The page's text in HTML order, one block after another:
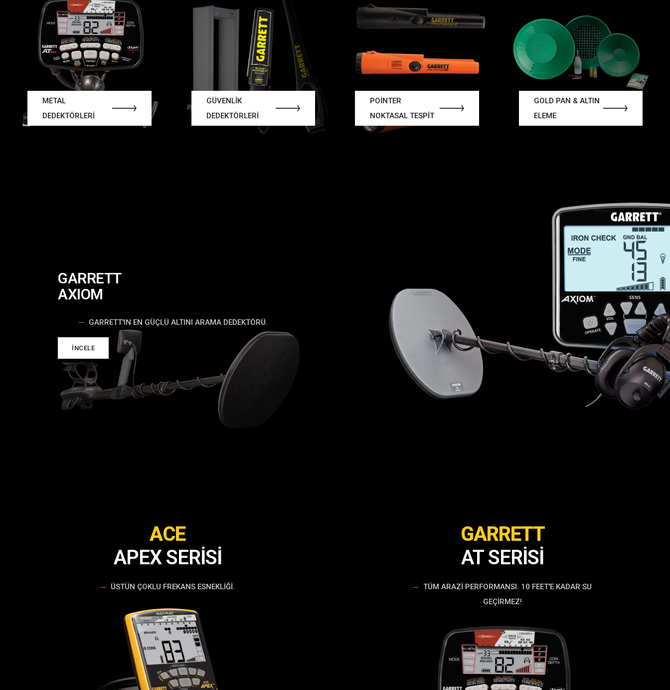
METAL
DEDEKTÖRLERİ
GÜVENLİK
DEDEKTÖRLERİ
POİNTER
NOKTASAL TESPİT
GOLD PAN & ALTIN
ELEME
GARRETT
AXIOM
GARRETT'IN EN GÜÇLÜ ALTINI ARAMA DEDEKTÖRÜ.
İNCELE
ACE
APEX SERİSİ
ÜSTÜN ÇOKLU FREKANS ESNEKLIĞI.
GARRETT
AT SERİSİ
TÜM ARAZI PERFORMANSI. 10 FEET'E KADAR SU
GEÇIRMEZ!